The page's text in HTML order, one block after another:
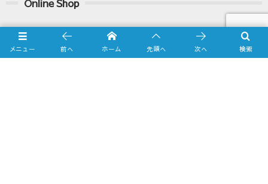
Yahooショッピング店
メニュー 検索
前へ ホーム 先頭へ 次へ